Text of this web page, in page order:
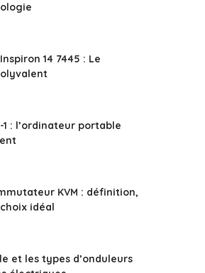
14 7445 : Le
1 : l’ordinateur portable
KVM : définition,
idéal
et les types d’onduleurs